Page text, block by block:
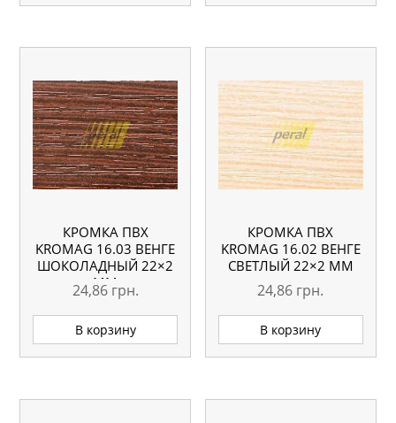
КРОМКА ПВХ
KROMAG 16.03 ВЕНГЕ
ШОКОЛАДНЫЙ 22×2
ММ
24,86 грн.
В корзину
КРОМКА ПВХ
KROMAG 16.02 ВЕНГЕ
СВЕТЛЫЙ 22×2 ММ
24,86 грн.
В корзину